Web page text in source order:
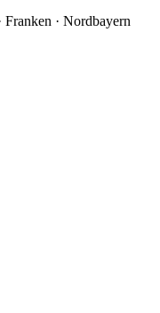
Franken · Nordbayern